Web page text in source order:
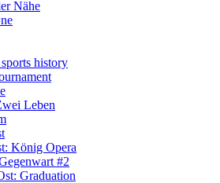
Nähe
history
Leben
König Opera
#2
Graduation